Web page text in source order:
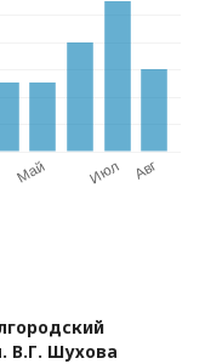
В.Г. Шухова